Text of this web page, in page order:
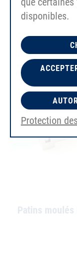
Patins
disponibles.
Protection